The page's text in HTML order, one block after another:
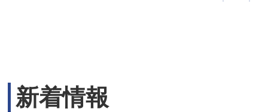
新着情報